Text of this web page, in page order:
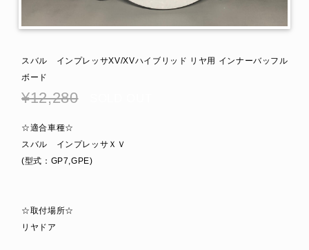
スバル インプレッサXV/XVハイブリッド リヤ用 インナーバッフル
ボード
¥12,280
☆適合車種☆
スバル インプレッサＸＶ
(型式：GP7,GPE)
☆取付場所☆
リヤドア